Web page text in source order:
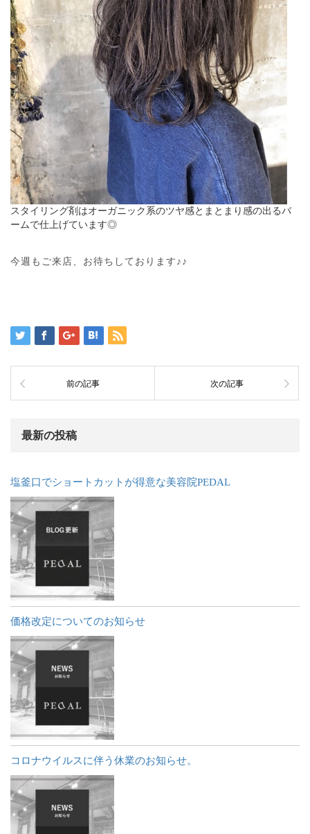
スタイリング剤はオーガニック系のツヤ感とまとまり感の出るバ
ームで仕上げています◎
今週もご来店、お待ちしております♪♪
前の記事 次の記事
最新の投稿
塩釜口でショートカットが得意な美容院PEDAL
価格改定についてのお知らせ
コロナウイルスに伴う休業のお知らせ。